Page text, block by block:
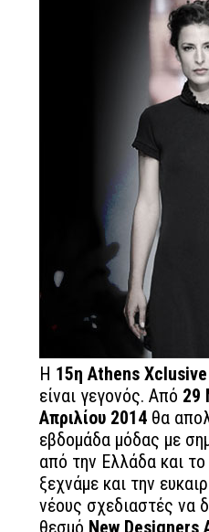
Η 15η Athens
είναι γεγονός. Από 29
Απριλίου 2014 θα
εβδομάδα μόδας με
από την Ελλάδα και
ξεχνάμε και την
νέους σχεδιαστές να
θεσμό New Designers